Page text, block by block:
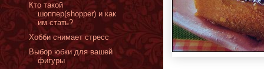
Кто такой
шоппер(shopper) и как
им стать?
Хобби снимает стресс
Выбор юбки для вашей
фигуры